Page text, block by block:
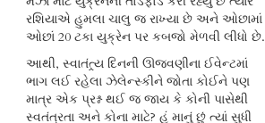
રશિયાએ હુમલા ચાલુ જ રાખ્યા છે અને ઓછામાં
ઓછાં 20 ટકા યુક્રેન પર કબજો મેળવી લીધો છે.
આથી, સ્વાતંત્ર્ય દિનની ઊજવણીના ઈવેન્ટમાં
ભાગ લઈ રહેલા ઝેલેન્સ્કીને જોતા કોઈને પણ
માત્ર એક પ્રશ્ન થઈ જ જાય કે કોની પાસેથી
સ્વતંત્રતા અને કોના માટે? હું માનું છું ત્યાં સુધી